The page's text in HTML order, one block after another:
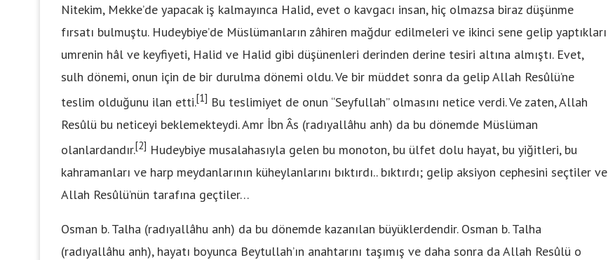
Nitekim, Mekke’de yapacak iş kalmayınca Halid, evet o kavgacı insan, hiç olmazsa biraz düşünme
fırsatı bulmuştu. Hudeybiye’de Müslümanların zâhiren mağdur edilmeleri ve ikinci sene gelip yaptıkları
umrenin hâl ve keyfiyeti, Halid ve Halid gibi düşünenleri derinden derine tesiri altına almıştı. Evet,
sulh dönemi, onun için de bir durulma dönemi oldu. Ve bir müddet sonra da gelip Allah Resûlü’ne
teslim olduğunu ilan etti.[1] Bu teslimiyet de onun “Seyfullah” olmasını netice verdi. Ve zaten, Allah
Resûlü bu neticeyi beklemekteydi. Amr İbn Âs (radıyallâhu anh) da bu dönemde Müslüman
olanlardandır.[2] Hudeybiye musalahasıyla gelen bu monoton, bu ülfet dolu hayat, bu yiğitleri, bu
kahramanları ve harp meydanlarının küheylanlarını bıktırdı.. bıktırdı; gelip aksiyon cephesini seçtiler ve
Allah Resûlü’nün tarafına geçtiler…
Osman b. Talha (radıyallâhu anh) da bu dönemde kazanılan büyüklerdendir. Osman b. Talha
(radıyallâhu anh), hayatı boyunca Beytullah’ın anahtarını taşımış ve daha sonra da Allah Resûlü o